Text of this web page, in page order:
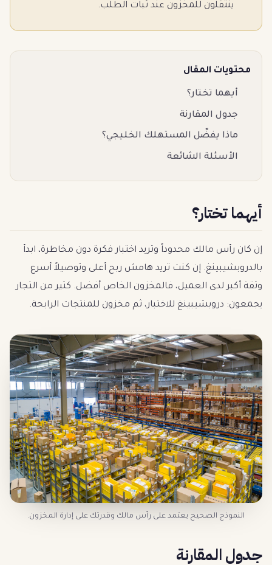
ينتقلون للمخزون عند ثبات الطلب.
محتويات المقال
أيهما تختار؟
جدول المقارنة
ماذا يفضّل المستهلك الخليجي؟
الأسئلة الشائعة
أيهما تختار؟
إن كان رأس مالك محدوداً وتريد اختبار فكرة دون مخاطرة، ابدأ
بالدروبشيبينغ. إن كنت تريد هامش ربح أعلى وتوصيلاً أسرع
وثقة أكبر لدى العميل، فالمخزون الخاص أفضل. كثير من التجار
يجمعون: دروبشيبينغ للاختبار، ثم مخزون للمنتجات الرابحة.
النموذج الصحيح يعتمد على رأس مالك وقدرتك على إدارة المخزون.
جدول المقارنة